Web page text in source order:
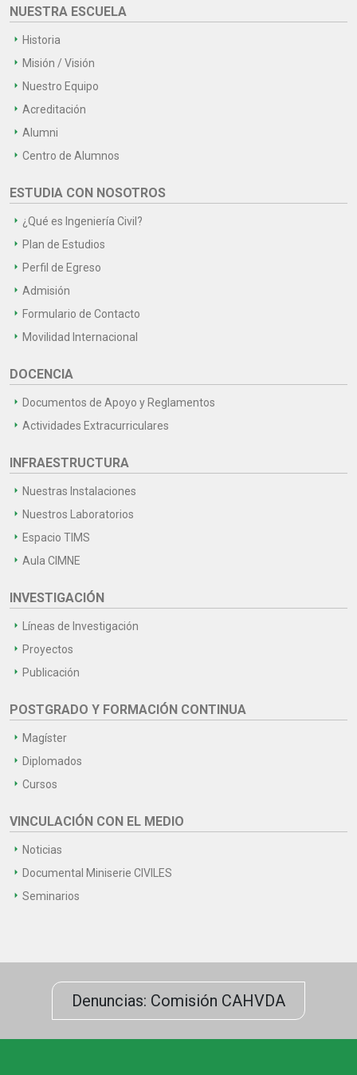
NUESTRA ESCUELA
Historia
Misión / Visión
Nuestro Equipo
Acreditación
Alumni
Centro de Alumnos
ESTUDIA CON NOSOTROS
¿Qué es Ingeniería Civil?
Plan de Estudios
Perfil de Egreso
Admisión
Formulario de Contacto
Movilidad Internacional
DOCENCIA
Documentos de Apoyo y Reglamentos
Actividades Extracurriculares
INFRAESTRUCTURA
Nuestras Instalaciones
Nuestros Laboratorios
Espacio TIMS
Aula CIMNE
INVESTIGACIÓN
Líneas de Investigación
Proyectos
Publicación
POSTGRADO Y FORMACIÓN CONTINUA
Magíster
Diplomados
Cursos
VINCULACIÓN CON EL MEDIO
Noticias
Documental Miniserie CIVILES
Seminarios
Denuncias: Comisión CAHVDA